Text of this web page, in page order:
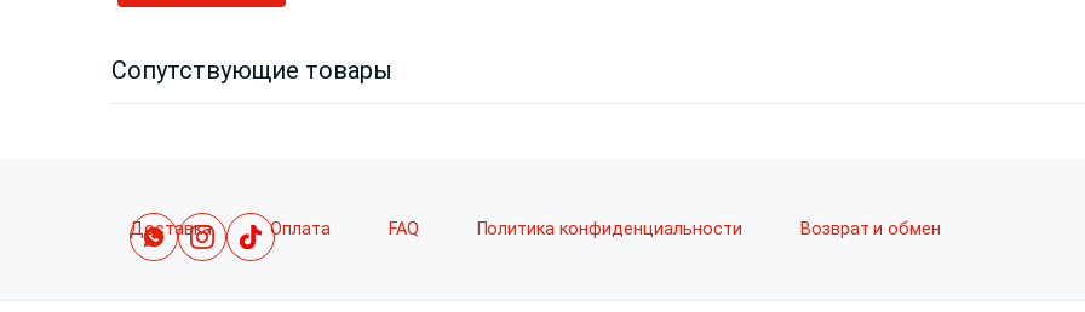
Сопутствующие товары
Доставка Оплата FAQ Политика конфиденциальности Возврат и обмен